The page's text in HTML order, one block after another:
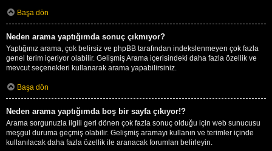
Başa dön
Neden arama yaptığımda sonuç çıkmıyor?
Yaptığınız arama, çok belirsiz ve phpBB tarafından indekslenmeyen çok fazla
genel terim içeriyor olabilir. Gelişmiş Arama içerisindeki daha fazla özellik ve
mevcut seçenekleri kullanarak arama yapabilirsiniz.
Başa dön
Neden arama yaptığımda boş bir sayfa çıkıyor!?
Arama sorgunuzla ilgili geri dönen çok fazla sonuç olduğu için web sunucusu
meşgul duruma geçmiş olabilir. Gelişmiş aramayı kullanın ve terimler içinde
kullanılacak daha fazla özellik ile aranacak forumları belirleyin.